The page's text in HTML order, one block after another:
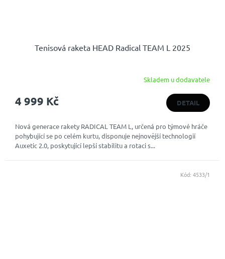
Tenisová raketa HEAD Radical TEAM L 2025
Skladem u dodavatele
4 999 Kč DETAIL
Nová generace rakety RADICAL TEAM L, určená pro týmové hráče
pohybující se po celém kurtu, disponuje nejnovější technologií
Auxetic 2.0, poskytující lepší stabilitu a rotaci s...
Kód: 4533/1